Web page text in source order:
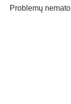
Problemų